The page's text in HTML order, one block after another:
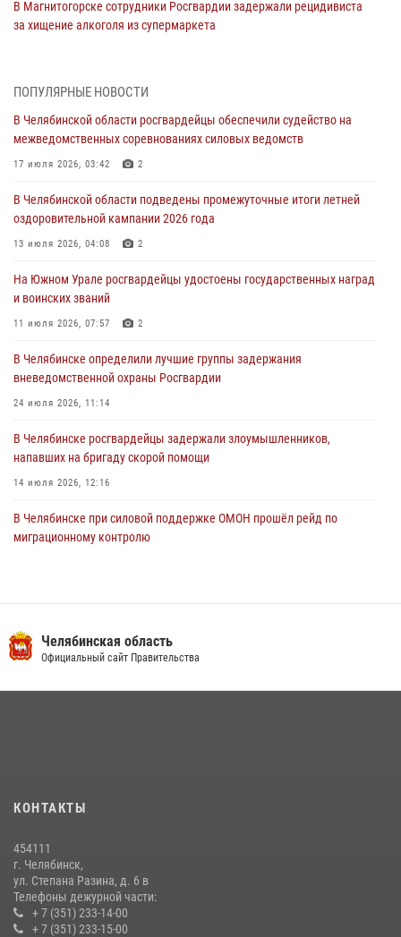
В Магнитогорске сотрудники Росгвардии задержали рецидивиста
за хищение алкоголя из супермаркета
На Южном Урале спецназ Росгвардии провел военно-полевые
Росгвардейцы задержали трёх магазинных воров в Челябинске
На Южном Урале сотрудники Росгвардии задержали
подозреваемого в совершении убийства
В Челябинской области росгвардейцами по горячим следам
задержан подозреваемый в грабеже
ПОПУЛЯРНЫЕ НОВОСТИ
В Челябинской области росгвардейцы обеспечили судейство на
межведомственных соревнованиях силовых ведомств
17 июля 2026, 03:42 2
В Челябинской области подведены промежуточные итоги летней
оздоровительной кампании 2026 года
13 июля 2026, 04:08 2
На Южном Урале росгвардейцы удостоены государственных наград
и воинских званий
11 июля 2026, 07:57 2
В Челябинске определили лучшие группы задержания
вневедомственной охраны Росгвардии
24 июля 2026, 11:14
В Челябинске росгвардейцы задержали злоумышленников,
напавших на бригаду скорой помощи
14 июля 2026, 12:16
В Челябинске при силовой поддержке ОМОН прошёл рейд по
миграционному контролю
13 июля 2026, 03:02 5
14 июля 2026, 05:15
Челябинская область
Официальный сайт Правительства
КОНТАКТЫ
454111
г. Челябинск,
ул. Степана Разина, д. 6 в
Телефоны дежурной части:
+ 7 (351) 233-14-00
+ 7 (351) 233-15-00